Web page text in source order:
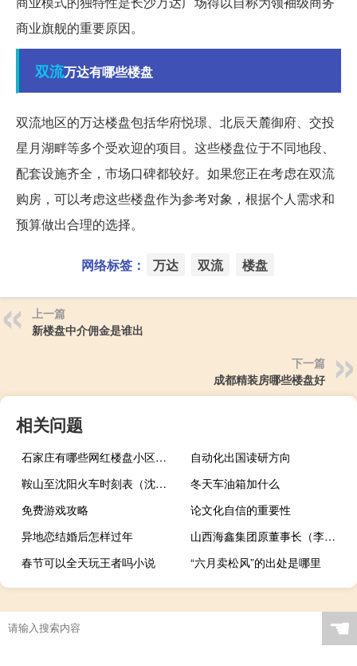
商业旗舰的重要原因。
双流万达有哪些楼盘
双流地区的万达楼盘包括华府悦璟、北辰天麓御府、交投
星月湖畔等多个受欢迎的项目。这些楼盘位于不同地段、
配套设施齐全，市场口碑都较好。如果您正在考虑在双流
购房，可以考虑这些楼盘作为参考对象，根据个人需求和
预算做出合理的选择。
网络标签： 万达 双流 楼盘
上一篇
新楼盘中介佣金是谁出
下一篇
成都精装房哪些楼盘好
相关问题
石家庄有哪些网红楼盘小区？介绍5个最知名地产项目
自动化出国读研方向
鞍山至沈阳火车时刻表（沈阳到鞍山火车时刻表）
冬天车油箱加什么
免费游戏攻略
论文化自信的重要性
异地恋结婚后怎样过年
山西海鑫集团原董事长（李兆会-山西海鑫钢铁集团前任董事长介绍）
春节可以全天玩王者吗小说
“六月卖松风”的出处是哪里
房产税是什么税
☚